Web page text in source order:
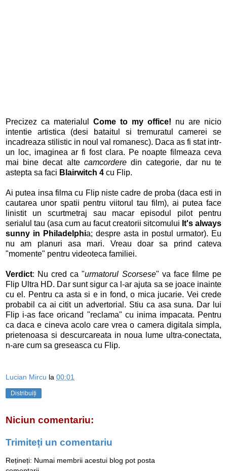
Precizez ca materialul Come to my office! nu are nicio
intentie artistica (desi bataitul si tremuratul camerei se
incadreaza stilistic in noul val romanesc). Daca as fi stat intr-
un loc, imaginea ar fi fost clara. Pe noapte filmeaza ceva
mai bine decat alte camcorderedin categorie, dar nu te
astepta sa faci Blairwitch 4 cu Flip.
Ai putea insa filma cu Flip niste cadre de proba (daca esti in
cautarea unor spatii pentru viitorul tau film), ai putea face
linistit un scurtmetraj sau macar episodul pilot pentru
serialul tau (asa cum au facut creatorii sitcomului It's always
sunny in Philadelphia; despre asta in postul urmator). Eu
nu am planuri asa mari. Vreau doar sa prind cateva
"momente" pentru videoteca familiei.
Verdict: Nu cred ca "urmatorul Scorsese" va face filme pe
Flip Ultra HD. Dar sunt sigur ca l-ar ajuta sa se joace inainte
cu el. Pentru ca asta si e in fond, o mica jucarie. Vei crede
probabil ca ai citit un advertorial. Stiu ca asa suna. Dar lui
Flip i-as face oricand "reclama" cu inima impacata. Pentru
ca daca e cineva acolo care vrea o camera digitala simpla,
prietenoasa si descurcareata in noua lume ultra-conectata,
n-are cum sa greseasca cu Flip.
Lucian Mircu la 00:01
Distribuiți
Niciun comentariu:
Trimiteți un comentariu
Rețineți: Numai membrii acestui blog pot posta